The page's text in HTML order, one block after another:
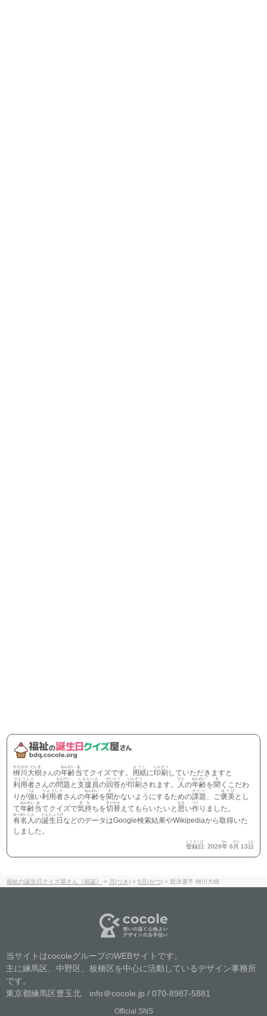
栁川大樹
やながわ だいき
さんの年齢
ねんれい
当
あ
てクイズです。 用紙
ようし
に印刷
いんさつ
していただきますと
利用者
りようしゃ
さんの問題
もんだい
と支援員
しえんいん
の回答
かいとう
が印刷
いんさつ
されます。 人
ひと
の年齢
ねんれい
を聞
き
くこだわ
りが強
つよ
い利用者
りようしゃ
さんの年齢
ねんれい
を聞
き
かないようにするための課題
かだい
、ご褒美
ほうび
とし
て年齢
ねんれい
当
あ
てクイズで気持
きも
ちを切替
きりかえ
えてもらいたいと思
おも
い作
つく
りました。
有名人
ゆうめいじん
の誕生日
たんじょうび
などのデータはGoogle検索結果やWikipediaから取得いた
しました。
登録日
とうろくび
: 2026年
ねん
6 月
がつ
13日
にち
福祉の誕生日クイズ屋さん《福誕》 > 月(つき) >5月(がつ) >競泳選手 栁川大樹
当サイトはcocoleグループのWEBサイトです。
主に練馬区、中野区、板橋区を中心に活動しているデザイン事務所
です。
東京都練馬区豊玉北 info＠cocole.jp / 070-8987-5881
Official SNS